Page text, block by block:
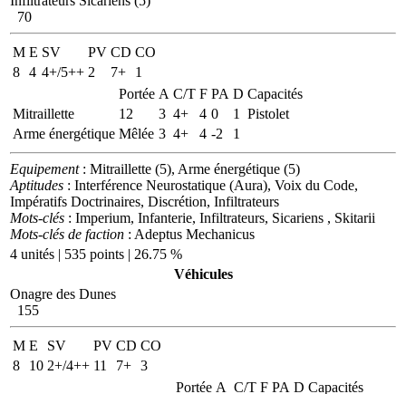
70
M E SV PV CD CO
8 4 4+/5++ 2 7+
1
Portée A C/T F PA D Capacités
Mitraillette
12 3 4+ 4 0 1
Pistolet
Arme énergétique Mêlée 3 4+ 4 -2 1
Equipement: Mitraillette (5), Arme énergétique (5)
Aptitudes : Interférence Neurostatique (Aura), Voix du Code,
Impératifs Doctrinaires, Discrétion, Infiltrateurs
Mots-clés : Imperium, Infanterie, Infiltrateurs, Sicariens , Skitarii
Mots-clés de faction : Adeptus Mechanicus
4 unités | 535 points | 26.75 %
Véhicules
Onagre des Dunes
155
M E SV PV CD CO
8
10 2+/4++ 11 7+ 3
Portée A C/T F PA D Capacités